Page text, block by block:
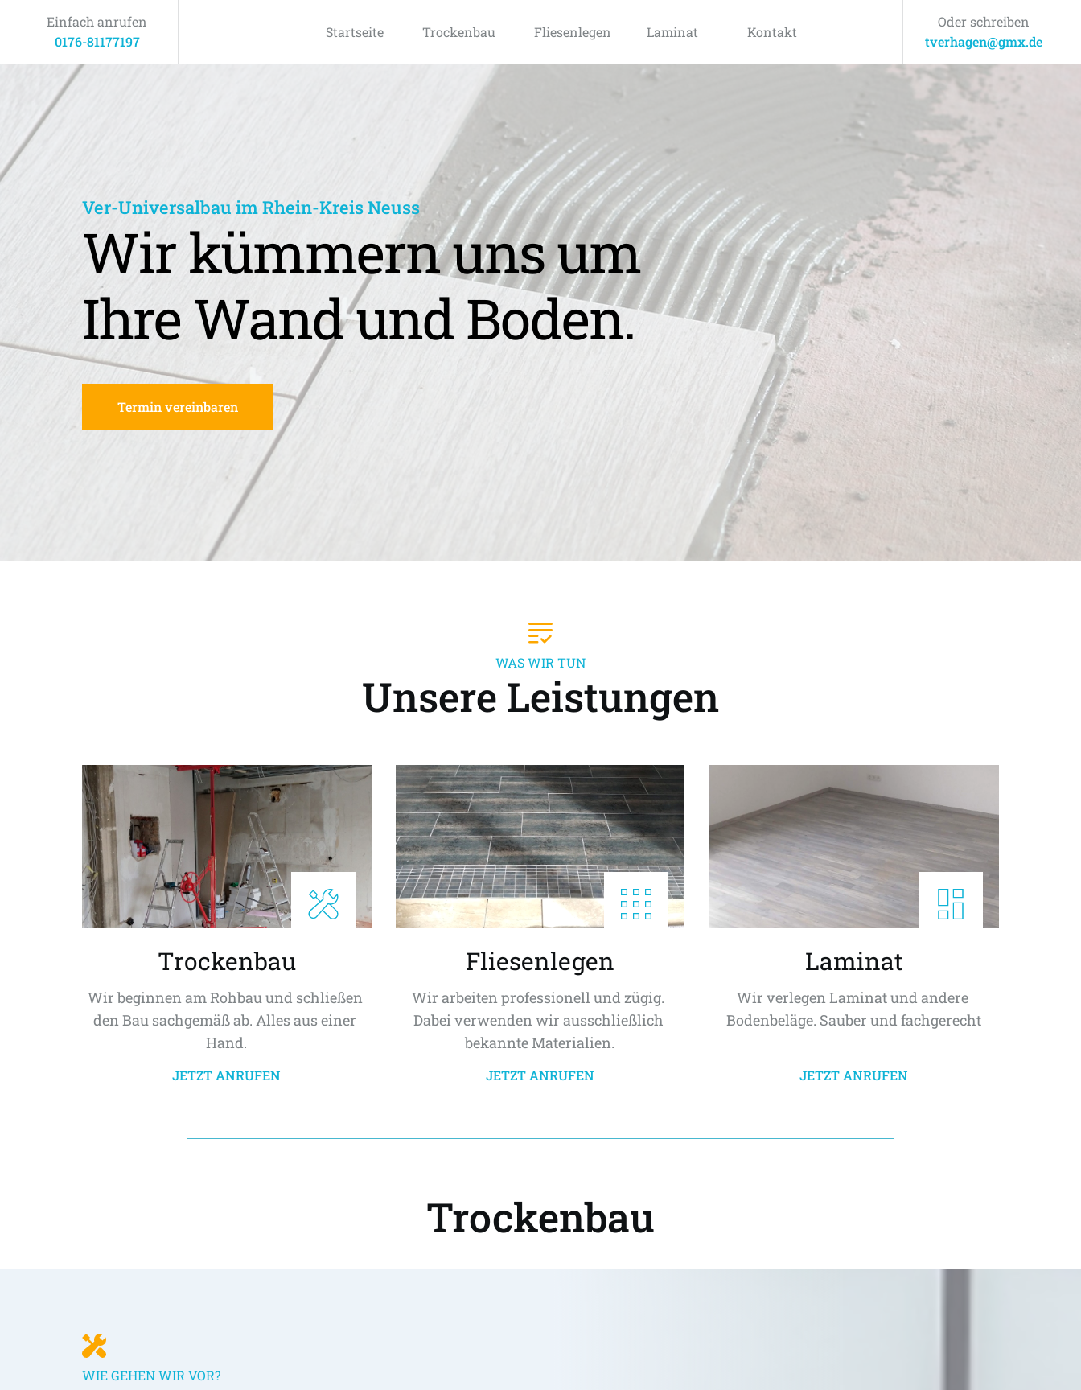
Einfach anrufen
0176-81177197
Startseite Trockenbau Fliesenlegen Laminat Kontakt
Oder schreiben
tverhagen@gmx.de
Ver-Universalbau im Rhein-Kreis Neuss
Wir kümmern uns um
Ihre Wand und Boden.
Termin vereinbaren
WAS WIR TUN
Unsere Leistungen
Trockenbau
Wir beginnen am Rohbau und schließen
den Bau sachgemäß ab. Alles aus einer
Hand.
JETZT ANRUFEN
Fliesenlegen
Wir arbeiten professionell und zügig.
Dabei verwenden wir ausschließlich
bekannte Materialien.
JETZT ANRUFEN
Laminat
Wir verlegen Laminat und andere
Bodenbeläge. Sauber und fachgerecht
JETZT ANRUFEN
Trockenbau
WIE GEHEN WIR VOR?